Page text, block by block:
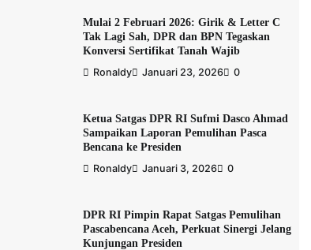
Mulai 2 Februari 2026: Girik & Letter C
Tak Lagi Sah, DPR dan BPN Tegaskan
Konversi Sertifikat Tanah Wajib
Ronaldy Januari 23, 2026 0
Ketua Satgas DPR RI Sufmi Dasco Ahmad
Sampaikan Laporan Pemulihan Pasca
Bencana ke Presiden
Ronaldy Januari 3, 2026 0
DPR RI Pimpin Rapat Satgas Pemulihan
Pascabencana Aceh, Perkuat Sinergi Jelang
Kunjungan Presiden